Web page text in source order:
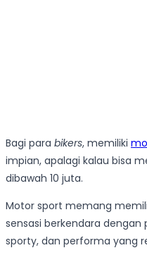
Bagi para bikers, memiliki
impian, apalagi kalau bisa
dibawah 10 juta.
Motor sport memang
sensasi berkendara dengan
sporty, dan performa yang